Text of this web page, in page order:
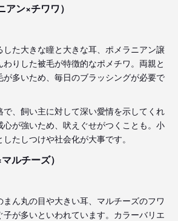
ン×チワワ）
た大きな瞳と大きな耳、ポメラニアン譲
わりした被毛が特徴的なポメチワ。両親と
が多いため、毎日のブラッシングが必要で
、飼い主に対して深い愛情を示してくれ
心が強いため、吠えぐせがつくことも。小
たしつけや社会化が大事です。
ルチーズ）
ん丸の目や大きい耳、マルチーズのフワ
が多いといわれています。カラーバリエ